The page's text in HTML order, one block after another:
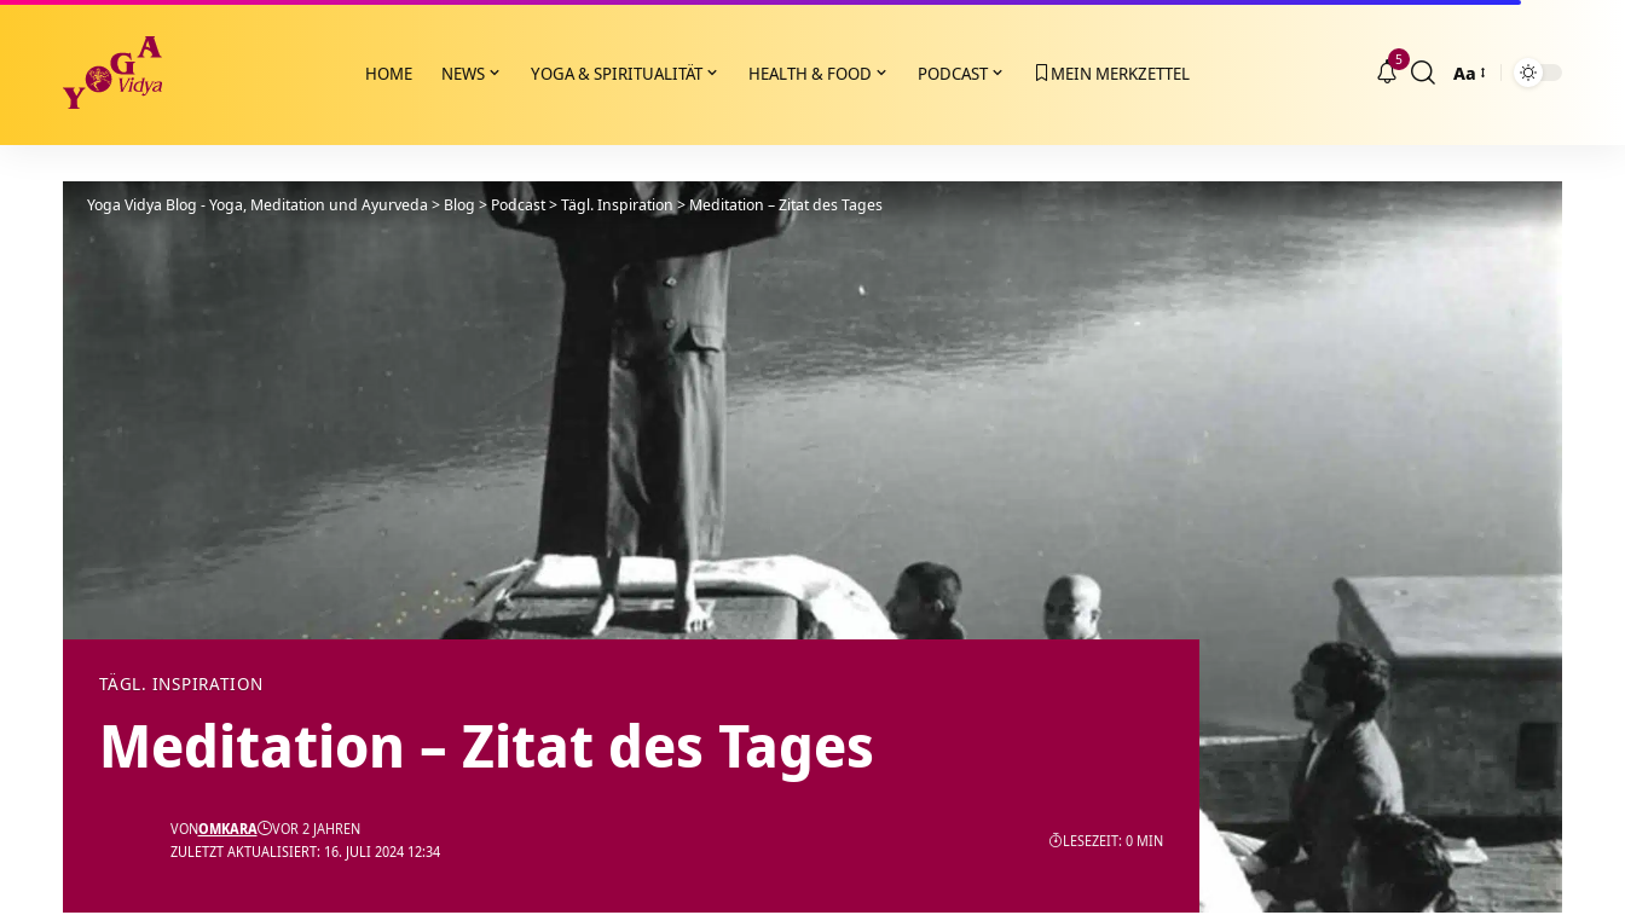
HOME NEWS YOGA & SPIRITUALITÄT HEALTH & FOOD PODCAST MEIN MERKZETTEL
5
Größenänderung
Aa
Yoga Vidya Blog - Yoga, Meditation und Ayurveda > Blog >Podcast>Tägl. Inspiration>Meditation – Zitat des Tages
TÄGL. INSPIRATION
Meditation – Zitat des Tages
ZULETZT AKTUALISIERT: 16. JULI 2024 12:34
VONOMKARA VOR 2 JAHREN
LESEZEIT: 0 MIN